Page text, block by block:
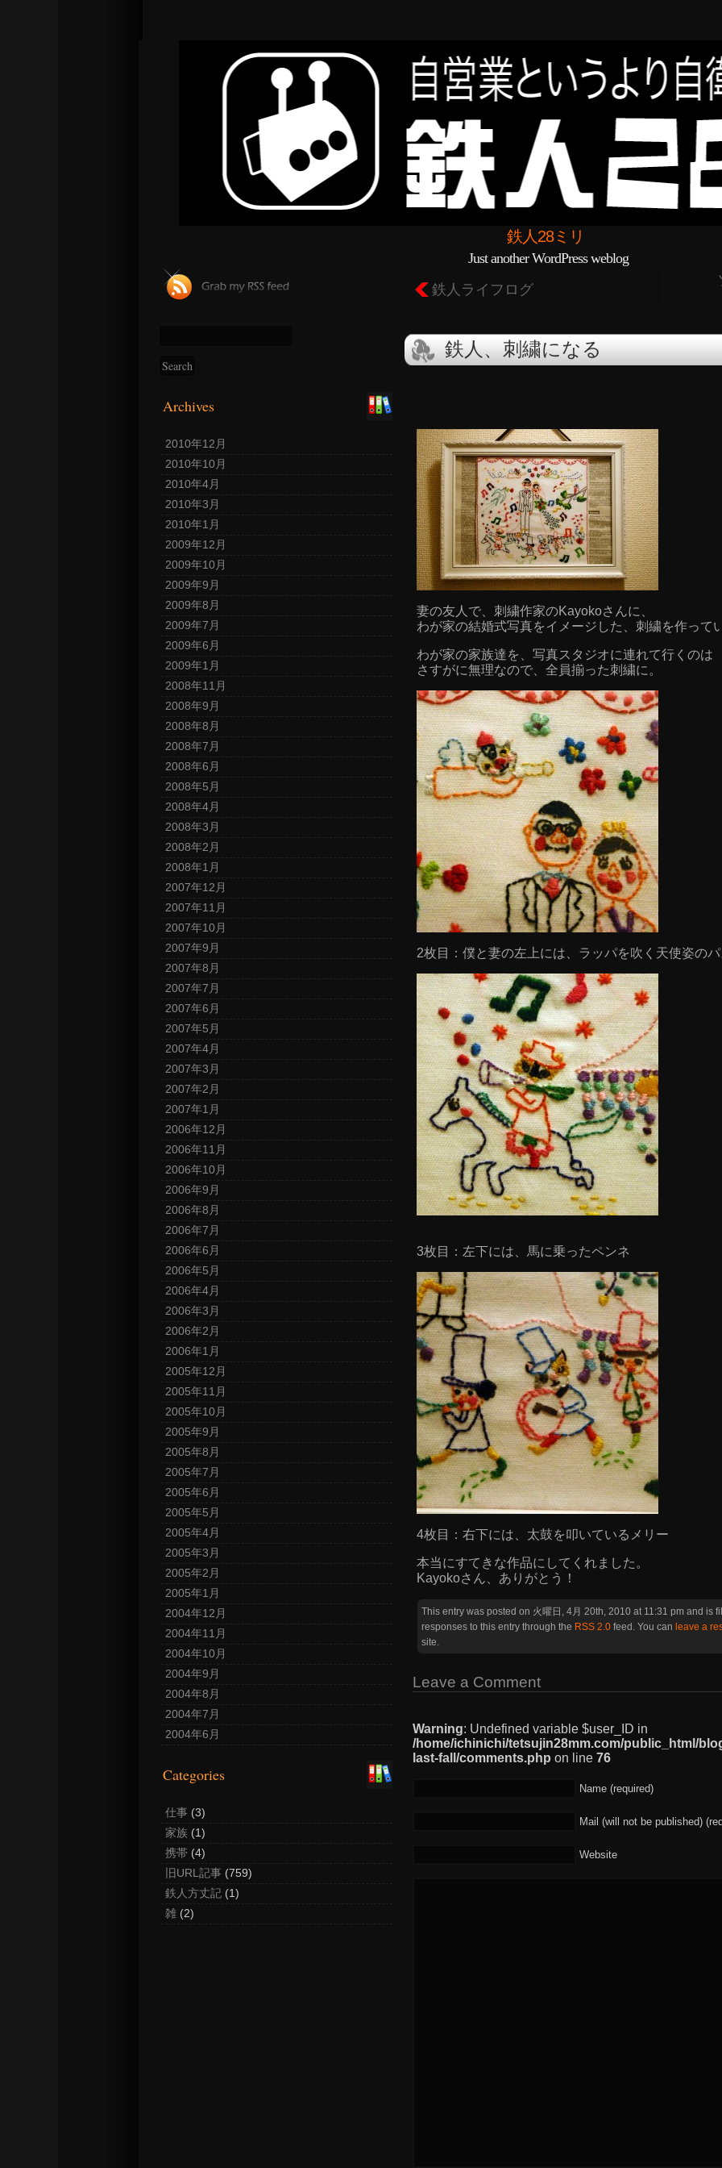
鉄人28ミリ
Just another WordPress weblog
Archives
2010年12月
2010年10月
2010年4月
2010年3月
2010年1月
2009年12月
2009年10月
2009年9月
2009年8月
2009年7月
2009年6月
2009年1月
2008年11月
2008年9月
2008年8月
2008年7月
2008年6月
2008年5月
2008年4月
2008年3月
2008年2月
2008年1月
2007年12月
2007年11月
2007年10月
2007年9月
2007年8月
2007年7月
2007年6月
2007年5月
2007年4月
2007年3月
2007年2月
2007年1月
2006年12月
2006年11月
2006年10月
2006年9月
2006年8月
2006年7月
2006年6月
2006年5月
2006年4月
2006年3月
2006年2月
2006年1月
2005年12月
2005年11月
2005年10月
2005年9月
2005年8月
2005年7月
2005年6月
2005年5月
2005年4月
2005年3月
2005年2月
2005年1月
2004年12月
2004年11月
2004年10月
2004年9月
2004年8月
2004年7月
2004年6月
Categories
仕事 (3)
家族 (1)
携帯 (4)
旧URL記事 (759)
鉄人方丈記 (1)
雑 (2)
鉄人ライフログ
鉄人、刺繍になる
妻の友人で、刺繍作家のKayokoさんに、
わが家の結婚式写真をイメージした、刺繍を作って
わが家の家族達を、写真スタジオに連れて行くのは
さすがに無理なので、全員揃った刺繍に。
2枚目：僕と妻の左上には、ラッパを吹く天使姿の
3枚目：左下には、馬に乗ったペンネ
4枚目：右下には、太鼓を叩いているメリー
本当にすてきな作品にしてくれました。
Kayokoさん、ありがとう！
This entry was posted on 火曜日, 4月 20th, 2010 at 11:31 pm and is
responses to this entry through the RSS 2.0 feed. You can leave a
site.
Leave a Comment
Warning: Undefined variable $user_ID in
/home/ichinichi/tetsujin28mm.com/public_html/
last-fall/comments.php on line 76
Name (required)
Mail (will not be published)
Website